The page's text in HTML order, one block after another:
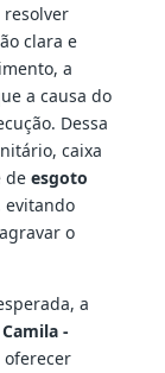
resolver
clara e
a
a causa do
Dessa
caixa
de esgoto
evitando
o
a
-